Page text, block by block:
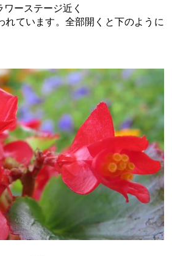
ーステージ近く
れています。全部開くと下のように